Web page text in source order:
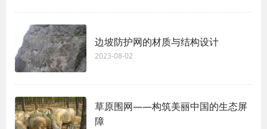
边坡防护网的材质与结构设计
2023-08-02
草原围网——构筑美丽中国的生态屏
障